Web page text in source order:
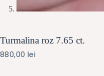
Turmalina roz 7.65 ct.
880,00 lei